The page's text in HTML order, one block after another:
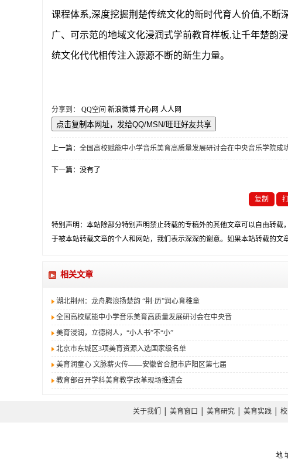
课程体系,深度挖掘荆楚传统文化的新时代育人价值,不断
广、可示范的地域文化浸润式学前教育样板,让千年楚韵
统文化代代相传注入源源不断的新生力量。
分享到： QQ空间 新浪微博 开心网 人人网
上一篇： 全国高校赋能中小学音乐美育高质量发展研讨会在中央音乐学院成
下一篇：没有了
复制
特别声明：本站除部分特别声明禁止转载的专稿外的其他文章可以自由转
于被本站转载文章的个人和网站，我们表示深深的谢意。如果本站转载的文
相关文章
湖北荆州：龙舟腾浪扬楚韵 “荆·历”润心育稚童
全国高校赋能中小学音乐美育高质量发展研讨会在中央音
美育浸润，立德树人，“小人书”不“小”
北京市东城区3项美育资源入选国家级名单
美育润童心 文脉薪火传——安徽省合肥市庐阳区第七届
教育部召开学科美育教学改革现场推进会
关于我们 美育窗口 美育研究│ 美育实践│
地